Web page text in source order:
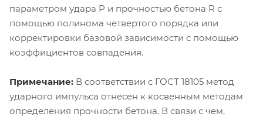
параметром удара P и прочностью бетона R с
помощью полинома четвертого порядка или
корректировки базовой зависимости с помощью
коэффициентов совпадения.
Примечание: В соответствии с ГОСТ 18105 метод
ударного импульса отнесен к косвенным методам
определения прочности бетона. В связи с чем,